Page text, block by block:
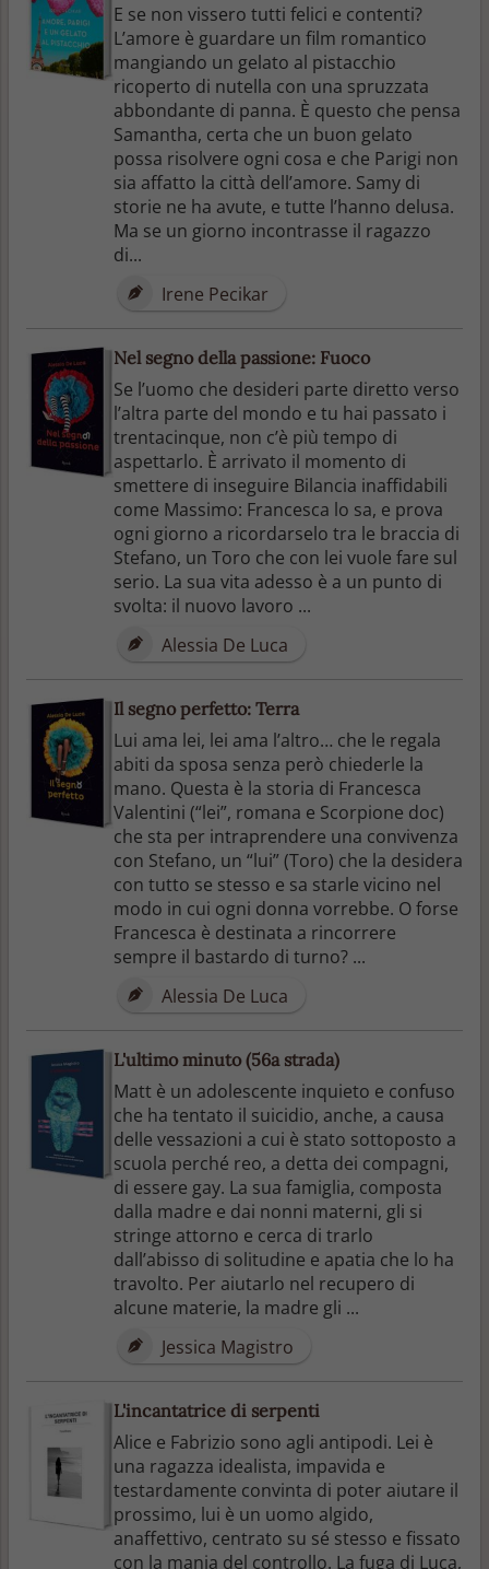
E se non vissero tutti felici e contenti?
L’amore è guardare un film romantico
mangiando un gelato al pistacchio
ricoperto di nutella con una spruzzata
abbondante di panna. È questo che pensa
Samantha, certa che un buon gelato
possa risolvere ogni cosa e che Parigi non
sia affatto la città dell’amore. Samy di
storie ne ha avute, e tutte l’hanno delusa.
Ma se un giorno incontrasse il ragazzo
di...
Irene Pecikar
Nel segno della passione: Fuoco
Se l’uomo che desideri parte diretto verso
l’altra parte del mondo e tu hai passato i
trentacinque, non c’è più tempo di
aspettarlo. È arrivato il momento di
smettere di inseguire Bilancia inaffidabili
come Massimo: Francesca lo sa, e prova
ogni giorno a ricordarselo tra le braccia di
Stefano, un Toro che con lei vuole fare sul
serio. La sua vita adesso è a un punto di
svolta: il nuovo lavoro ...
Alessia De Luca
Il segno perfetto: Terra
Lui ama lei, lei ama l’altro… che le regala
abiti da sposa senza però chiederle la
mano. Questa è la storia di Francesca
Valentini (“lei”, romana e Scorpione doc)
che sta per intraprendere una convivenza
con Stefano, un “lui” (Toro) che la desidera
con tutto se stesso e sa starle vicino nel
modo in cui ogni donna vorrebbe. O forse
Francesca è destinata a rincorrere
sempre il bastardo di turno? ...
Alessia De Luca
L'ultimo minuto (56a strada)
Matt è un adolescente inquieto e confuso
che ha tentato il suicidio, anche, a causa
delle vessazioni a cui è stato sottoposto a
scuola perché reo, a detta dei compagni,
di essere gay. La sua famiglia, composta
dalla madre e dai nonni materni, gli si
stringe attorno e cerca di trarlo
dall’abisso di solitudine e apatia che lo ha
travolto. Per aiutarlo nel recupero di
alcune materie, la madre gli ...
Jessica Magistro
L'incantatrice di serpenti
Alice e Fabrizio sono agli antipodi. Lei è
una ragazza idealista, impavida e
testardamente convinta di poter aiutare il
prossimo, lui è un uomo algido,
anaffettivo, centrato su sé stesso e fissato
con la mania del controllo. La fuga di Luca,